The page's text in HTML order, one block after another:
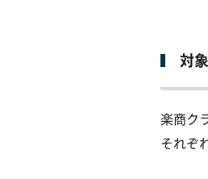
対
楽商ク
それぞ